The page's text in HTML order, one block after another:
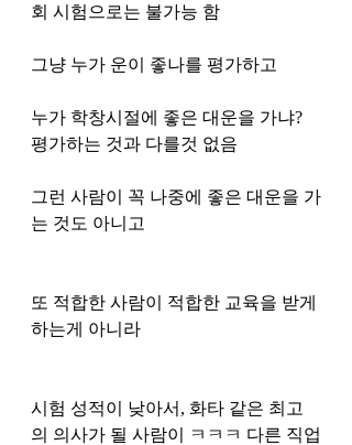
회 시험으로는 불가능 함
그냥 누가 운이 좋나를 평가하고
누가 학창시절에 좋은 대운을 가냐?
평가하는 것과 다를것 없음
그런 사람이 꼭 나중에 좋은 대운을 가
는 것도 아니고
또 적합한 사람이 적합한 교육을 받게
하는게 아니라
시험 성적이 낮아서, 화타 같은 최고
의 의사가 될 사람이 ㅋㅋㅋ 다른 직업